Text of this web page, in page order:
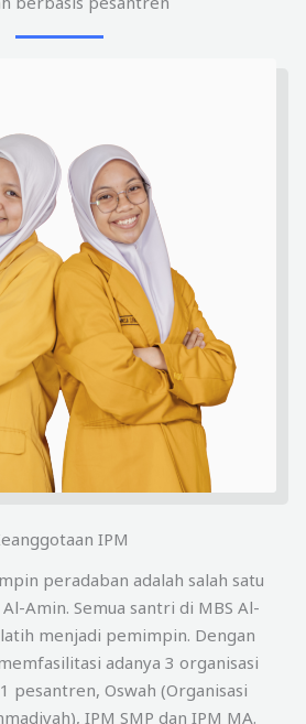
IPM
peradaban adalah salah satu
Amin. Semua santri di MBS Al-
menjadi pemimpin. Dengan
adanya 3 organisasi
pesantren, Oswah (Organisasi
IPM SMP dan IPM MA.